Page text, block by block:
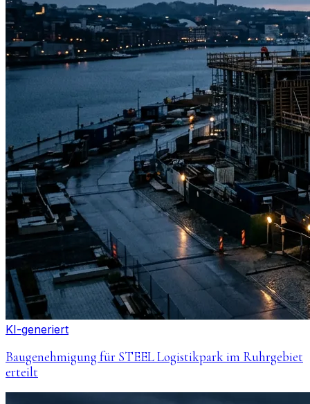
KI-generiert
Baugenehmigung für STEEL Logistikpark im Ruhrgebiet
erteilt